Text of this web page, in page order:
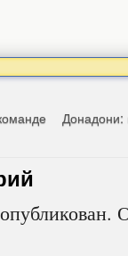
Донадони: